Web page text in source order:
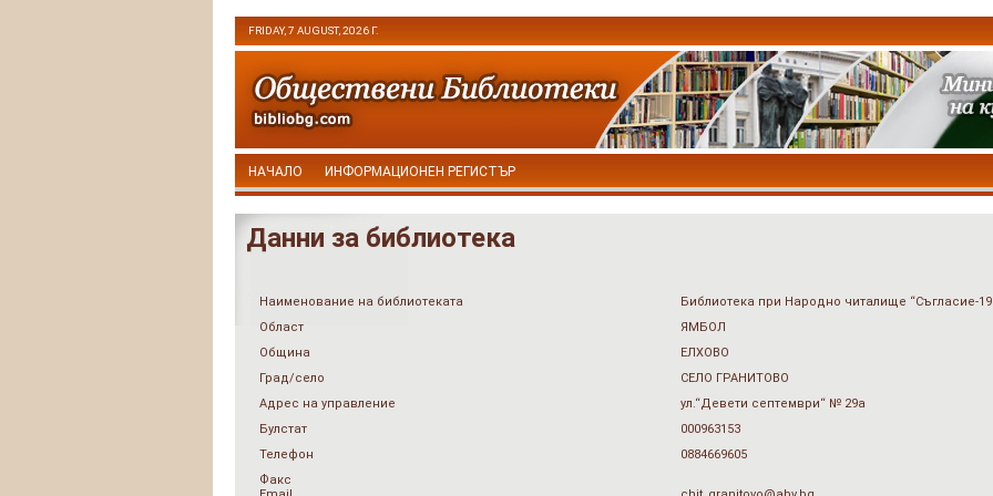
FRIDAY, 7 AUGUST, 2026 Г.
НАЧАЛО ИНФОРМАЦИОНЕН РЕГИСТЪР
Данни за библиотека
Наименование на библиотеката
Библиотека при Народно читалище “Съгласие-
Област
ЯМБОЛ
Община
ЕЛХОВО
Град/село
СЕЛО ГРАНИТОВО
Адрес на управление
ул.“Девети септември“ № 29а
Булстат
000963153
Телефон
0884669605
Факс